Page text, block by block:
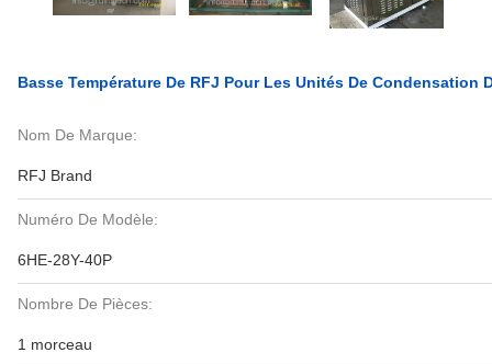
Basse Température De RFJ Pour Les Unités De Condensation
Nom De Marque:
RFJ Brand
Numéro De Modèle:
6HE-28Y-40P
Nombre De Pièces:
1 morceau